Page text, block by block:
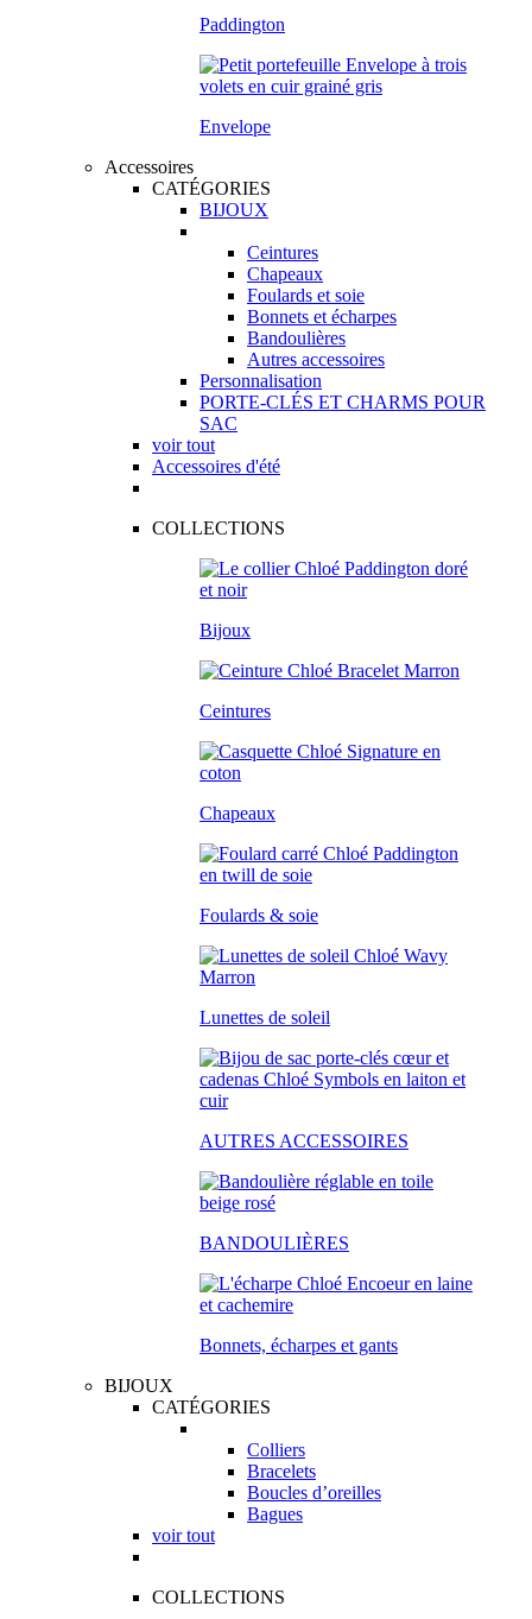
Paddington
Envelope
Accessoires
CATÉGORIES
BIJOUX
Ceintures
Chapeaux
Foulards et soie
Bonnets et écharpes
Bandoulières
Autres accessoires
Personnalisation
PORTE-CLÉS ET CHARMS POUR
SAC
voir tout
Accessoires d'été
COLLECTIONS
Bijoux
Ceintures
Chapeaux
Foulards & soie
Lunettes de soleil
AUTRES ACCESSOIRES
BANDOULIÈRES
Bonnets, écharpes et gants
BIJOUX
CATÉGORIES
Colliers
Bracelets
Boucles d’oreilles
Bagues
voir tout
COLLECTIONS